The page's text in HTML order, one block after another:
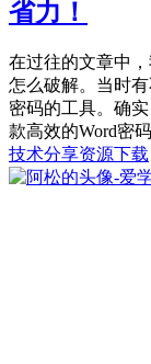
省力！
在过往的文章中
怎么破解。当时
密码的工具。确
款高效的Word密
技术分享资源下载